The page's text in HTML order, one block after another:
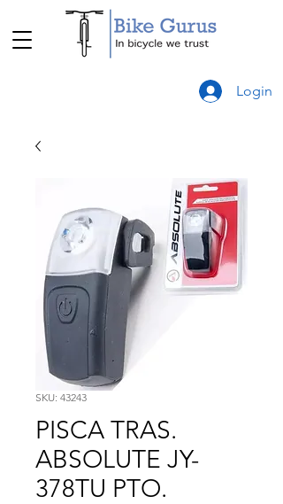
Login
SKU: 43243
PISCA TRAS.
ABSOLUTE JY-
378TU PTO.